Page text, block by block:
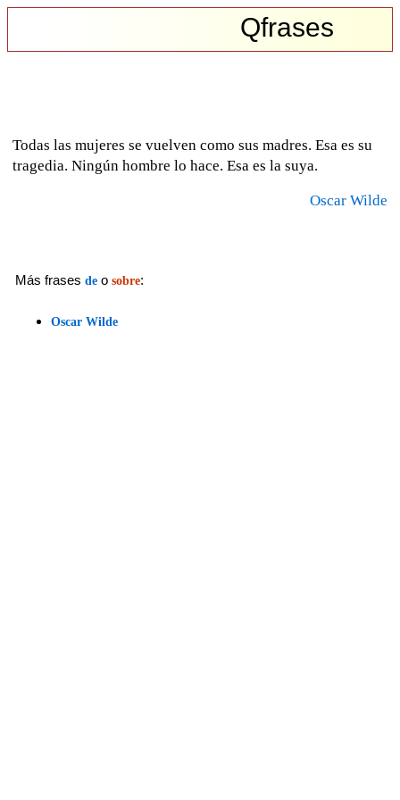
Qfrases
Todas las mujeres se vuelven como sus madres. Esa es su
tragedia. Ningún hombre lo hace. Esa es la suya.
Oscar Wilde
Más frases de o sobre:
Oscar Wilde